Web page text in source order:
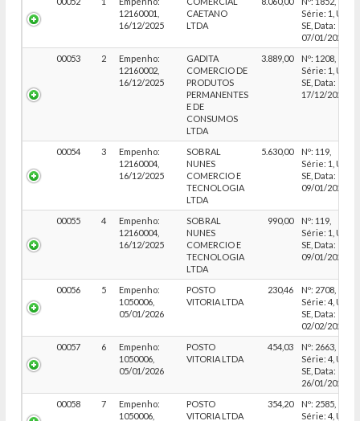
12160001,
16/12/2025
CAETANO
LTDA
Série: 1, UF:
SE, Data:
07/01/2026
00053
2
Empenho:
12160002,
16/12/2025
GADITA
COMERCIO DE
PRODUTOS
PERMANENTES
E DE
CONSUMOS
LTDA
3.889,00
Nº: 1208,
Série: 1, UF:
SE, Data:
17/12/2025
00054 3
Empenho:
12160004,
16/12/2025
SOBRAL
NUNES
COMERCIO E
TECNOLOGIA
LTDA
5.630,00
Nº: 119,
Série: 1, UF:
SE, Data:
09/01/2026
00055 4
Empenho:
12160004,
16/12/2025
SOBRAL
NUNES
COMERCIO E
TECNOLOGIA
LTDA
990,00
Nº: 119,
Série: 1, UF:
SE, Data:
09/01/2025
00056 5
Empenho:
1050006,
05/01/2026
POSTO
VITORIA LTDA
230,46
Nº: 2708,
Série: 4, UF:
SE, Data:
02/02/2026
00057
6
Empenho:
1050006,
05/01/2026
POSTO
VITORIA LTDA
454,03
Nº: 2663,
Série: 4, UF:
SE, Data:
26/01/2026
00058
7
Empenho:
1050006,
POSTO
VITORIA LTDA
354,20
Nº: 2585,
Série: 4, UF: